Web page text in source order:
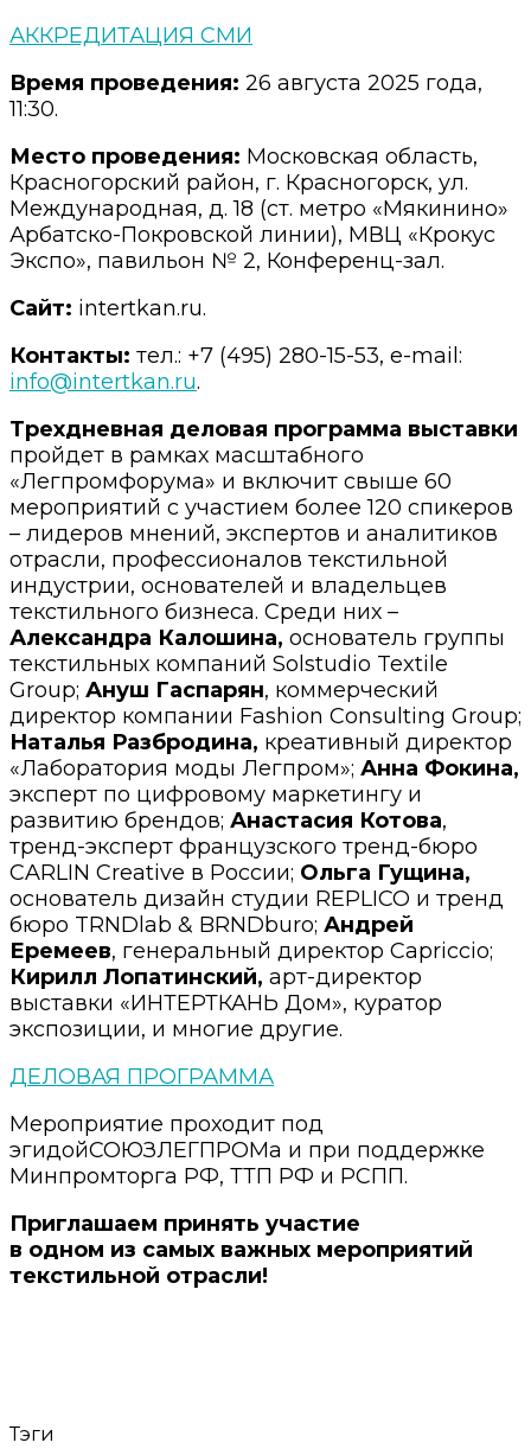
АККРЕДИТАЦИЯ СМИ
Время проведения: 26 августа 2025 года,
11:30.
Место проведения: Московская область,
Красногорский район, г. Красногорск, ул.
Международная, д. 18 (ст. метро «Мякинино»
Арбатско-Покровской линии), МВЦ «Крокус
Экспо», павильон № 2, Конференц-зал.
Сайт: intertkan.ru.
Контакты: тел.: +7 (495) 280-15-53, e-mail:
info@intertkan.ru.
Трехдневная деловая программа выставки
пройдет в рамках масштабного
«Легпромфорума» и включит свыше 60
мероприятий с участием более 120 спикеров
– лидеров мнений, экспертов и аналитиков
отрасли, профессионалов текстильной
индустрии, основателей и владельцев
текстильного бизнеса. Среди них –
Александра Калошина, основатель группы
текстильных компаний Solstudio Textile
Group; Ануш Гаспарян, коммерческий
директор компании Fashion Consulting Group;
Наталья Разбродина, креативный директор
«Лаборатория моды Легпром»; Анна Фокина,
эксперт по цифровому маркетингу и
развитию брендов; Анастасия Котова,
тренд-эксперт французского тренд-бюро
CARLIN Creative в России; Ольга Гущина,
основатель дизайн студии REPLICO и тренд
бюро TRNDlab & BRNDburo; Андрей
Еремеев, генеральный директор Capriccio;
Кирилл Лопатинский, арт-директор
выставки «ИНТЕРТКАНЬ Дом», куратор
экспозиции, и многие другие.
ДЕЛОВАЯ ПРОГРАММА
Мероприятие проходит под
эгидойСОЮЗЛЕГПРОМа и при поддержке
Минпромторга РФ, ТТП РФ и РСПП.
Приглашаем принять участие
в одном из самых важных мероприятий
текстильной отрасли!
Тэги